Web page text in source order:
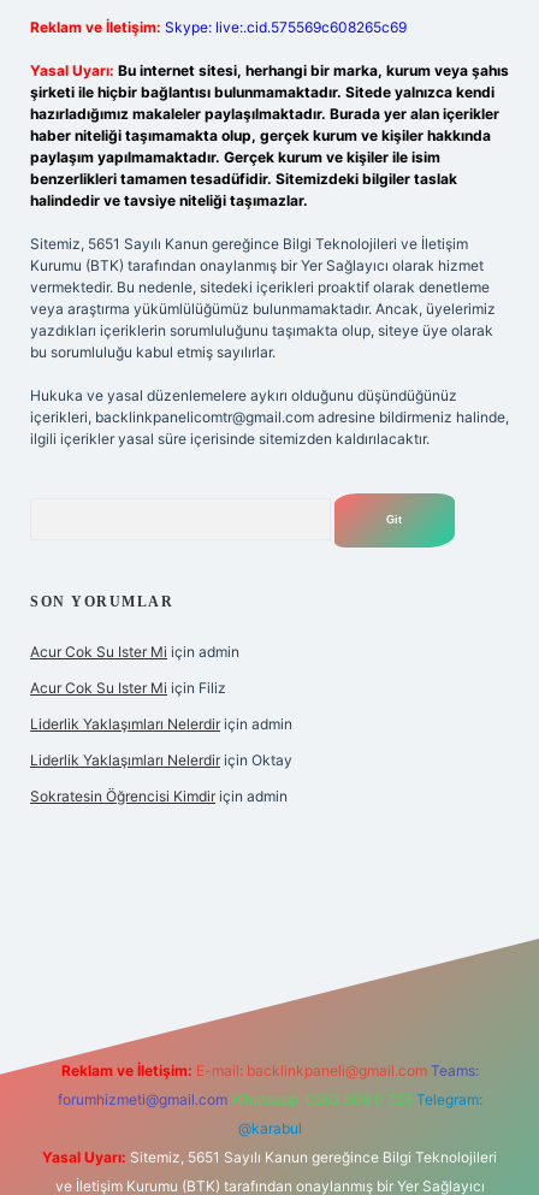
Reklam ve İletişim: Skype: live:.cid.575569c608265c69
Yasal Uyarı: Bu internet sitesi, herhangi bir marka, kurum veya şahıs
şirketi ile hiçbir bağlantısı bulunmamaktadır. Sitede yalnızca kendi
hazırladığımız makaleler paylaşılmaktadır. Burada yer alan içerikler
haber niteliği taşımamakta olup, gerçek kurum ve kişiler hakkında
paylaşım yapılmamaktadır. Gerçek kurum ve kişiler ile isim
benzerlikleri tamamen tesadüfidir. Sitemizdeki bilgiler taslak
halindedir ve tavsiye niteliği taşımazlar.
Sitemiz, 5651 Sayılı Kanun gereğince Bilgi Teknolojileri ve İletişim
Kurumu (BTK) tarafından onaylanmış bir Yer Sağlayıcı olarak hizmet
vermektedir. Bu nedenle, sitedeki içerikleri proaktif olarak denetleme
veya araştırma yükümlülüğümüz bulunmamaktadır. Ancak, üyelerimiz
yazdıkları içeriklerin sorumluluğunu taşımakta olup, siteye üye olarak
bu sorumluluğu kabul etmiş sayılırlar.
Hukuka ve yasal düzenlemelere aykırı olduğunu düşündüğünüz
içerikleri, backlinkpanelicomtr@gmail.com adresine bildirmeniz halinde,
ilgili içerikler yasal süre içerisinde sitemizden kaldırılacaktır.
SON YORUMLAR
Acur Cok Su Ister Mi için admin
Acur Cok Su Ister Mi için Filiz
Liderlik Yaklaşımları Nelerdir için admin
Liderlik Yaklaşımları Nelerdir için Oktay
Sokratesin Öğrencisi Kimdir için admin
Reklam ve İletişim: E-mail: backlinkpaneli@gmail.com Teams:
forumhizmeti@gmail.com Whatsapp: 0262 606 0 726 Telegram:
@karabul
Yasal Uyarı: Sitemiz, 5651 Sayılı Kanun gereğince Bilgi Teknolojileri
ve İletişim Kurumu (BTK) tarafından onaylanmış bir Yer Sağlayıcı